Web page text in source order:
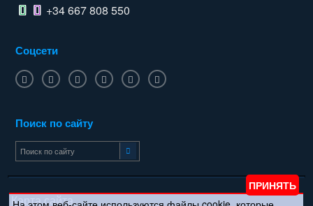
+34 667 808 550
Соцсети
Поиск по сайту
Карта сайта